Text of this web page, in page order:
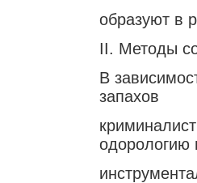
образуют в
II. Методы
В
запахов
одорологию